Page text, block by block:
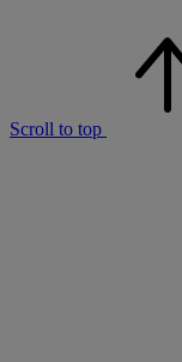
Scroll to top